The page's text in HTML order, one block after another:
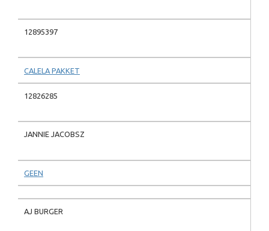
12895397
CALELA PAKKET
12826285
JANNIE JACOBSZ
GEEN
AJ BURGER